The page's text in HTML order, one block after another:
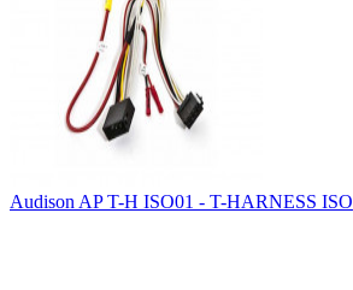
Audison AP T-H ISO01 - T-HARNESS ISO